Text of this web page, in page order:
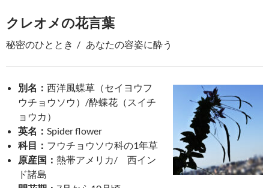
クレオメの花言葉
秘密のひととき / あなたの容姿に酔う
別名： 西洋風蝶草（セイヨウフ
ウチョウソウ）/酔蝶花（スイチ
ョウカ）
英名： Spider flower
科目： フウチョウソウ科の1年草
原産国： 熱帯アメリカ/ 西イン
ド諸島